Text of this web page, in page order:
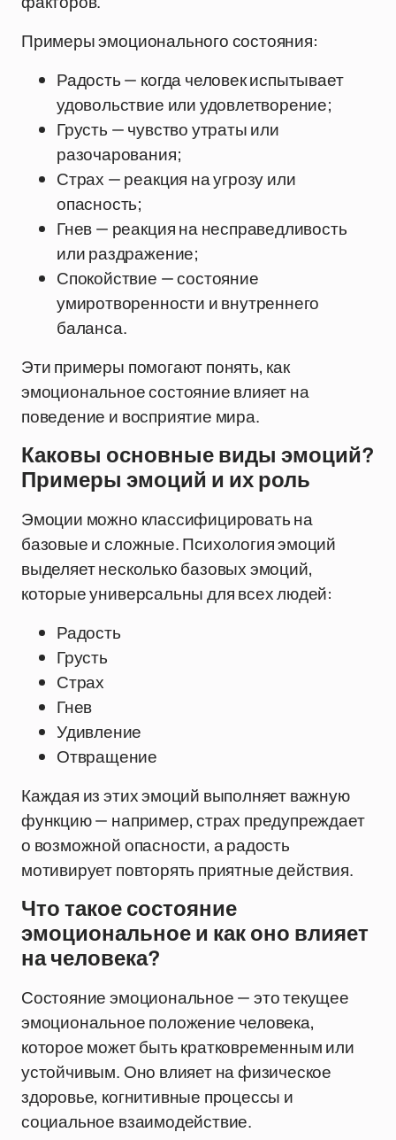
Примеры эмоционального состояния:
Радость — когда человек испытывает
удовольствие или удовлетворение;
Грусть — чувство утраты или
разочарования;
Страх — реакция на угрозу или
опасность;
Гнев — реакция на несправедливость
или раздражение;
Спокойствие — состояние
умиротворенности и внутреннего
баланса.
Эти примеры помогают понять, как
эмоциональное состояние влияет на
поведение и восприятие мира.
Каковы основные виды эмоций?
Примеры эмоций и их роль
Эмоции можно классифицировать на
базовые и сложные. Психология эмоций
выделяет несколько базовых эмоций,
которые универсальны для всех людей:
Радость
Грусть
Страх
Гнев
Удивление
Отвращение
Каждая из этих эмоций выполняет важную
функцию — например, страх предупреждает
о возможной опасности, а радость
мотивирует повторять приятные действия.
Что такое состояние
эмоциональное и как оно влияет
на человека?
Состояние эмоциональное — это текущее
эмоциональное положение человека,
которое может быть кратковременным или
устойчивым. Оно влияет на физическое
здоровье, когнитивные процессы и
социальное взаимодействие.